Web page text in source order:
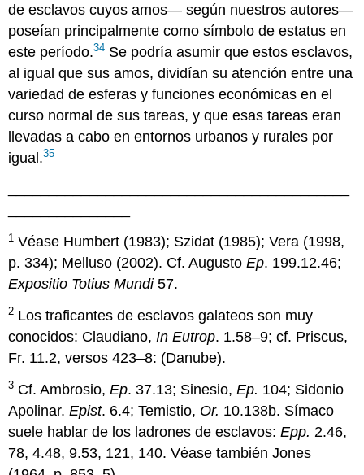
de esclavos cuyos amos— según nuestros autores—
poseían principalmente como símbolo de estatus en
este período.34 Se podría asumir que estos esclavos,
al igual que sus amos, dividían su atención entre una
variedad de esferas y funciones económicas en el
curso normal de sus tareas, y que esas tareas eran
llevadas a cabo en entornos urbanos y rurales por
igual.35
1 Véase Humbert (1983); Szidat (1985); Vera (1998,
p. 334); Melluso (2002). Cf. AugustoEp. 199.12.46;
Expositio TotiusMundi57.
2 Los traficantes de esclavos galateos son muy
conocidos: Claudiano,In Eutrop. 1.58–9; cf. Priscus,
Fr. 11.2, versos 423–8: (Danube).
3 Cf. Ambrosio,Ep. 37.13; Sinesio,Ep. 104; Sidonio
Apolinar.Epist. 6.4; Temistio, Or. 10.138b. Símaco
suele hablar de los ladrones de esclavos:Epp. 2.46,
78, 4.48, 9.53, 121, 140. Véase también Jones